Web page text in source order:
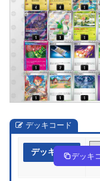
デッキコード
デッキ作成 デッキ